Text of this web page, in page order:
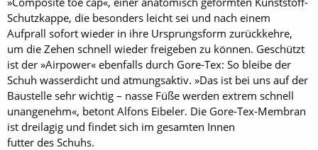
Schutzkappe, die besonders leicht sei und nach einem
Aufprall sofort wieder in ihre Ursprungsform zurückkehre,
um die Zehen schnell wieder freigeben zu können. Geschützt
ist der »Airpower« ebenfalls durch Gore-Tex: So bleibe der
Schuh wasserdicht und atmungsaktiv. »Das ist bei uns auf der
Baustelle sehr wichtig – nasse Füße werden extrem schnell
unangenehm«, betont Alfons Eibeler. Die Gore-Tex-Membran
ist dreilagig und findet sich im gesamten Innen
futter des Schuhs.